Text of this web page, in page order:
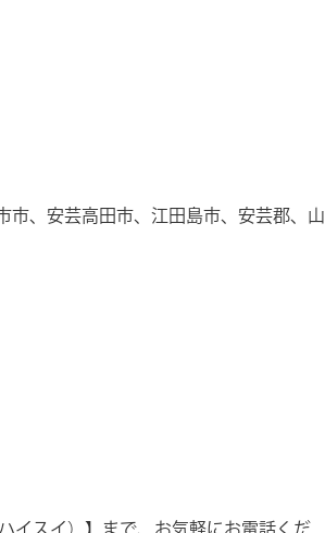
市、安芸高田市、江田島市、安芸郡、山
スイ）】まで、お気軽にお電話くだ